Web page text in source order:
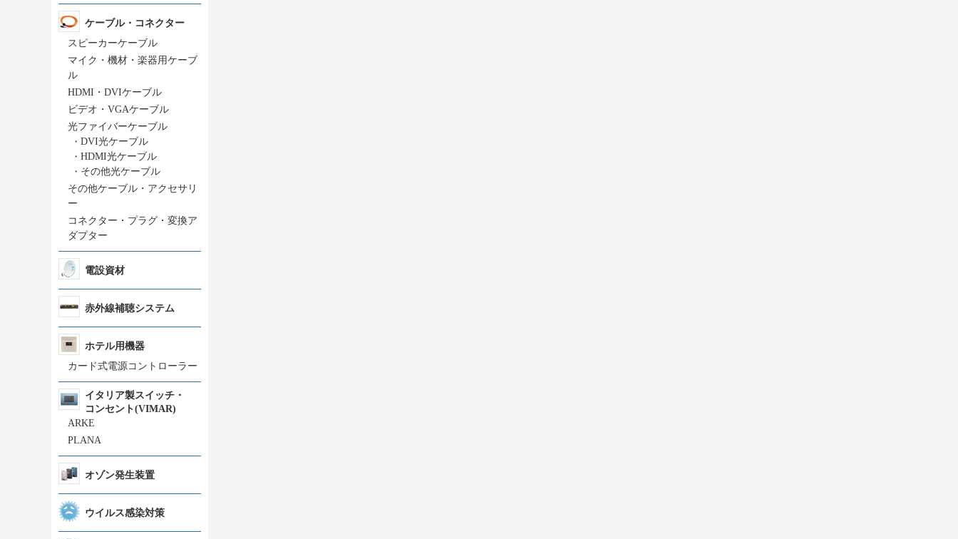
ケーブル・コネクター
スピーカーケーブル
マイク・機材・楽器用ケーブ
ル
HDMI・DVIケーブル
ビデオ・VGAケーブル
光ファイバーケーブル
・ DVI光ケーブル
・ HDMI光ケーブル
・ その他光ケーブル
その他ケーブル・アクセサリ
ー
コネクター・プラグ・変換ア
ダプター
電設資材
赤外線補聴システム
ホテル用機器
カード式電源コントローラー
イタリア製スイッチ・
コンセント(VIMAR)
ARKE
PLANA
オゾン発生装置
ウイルス感染対策